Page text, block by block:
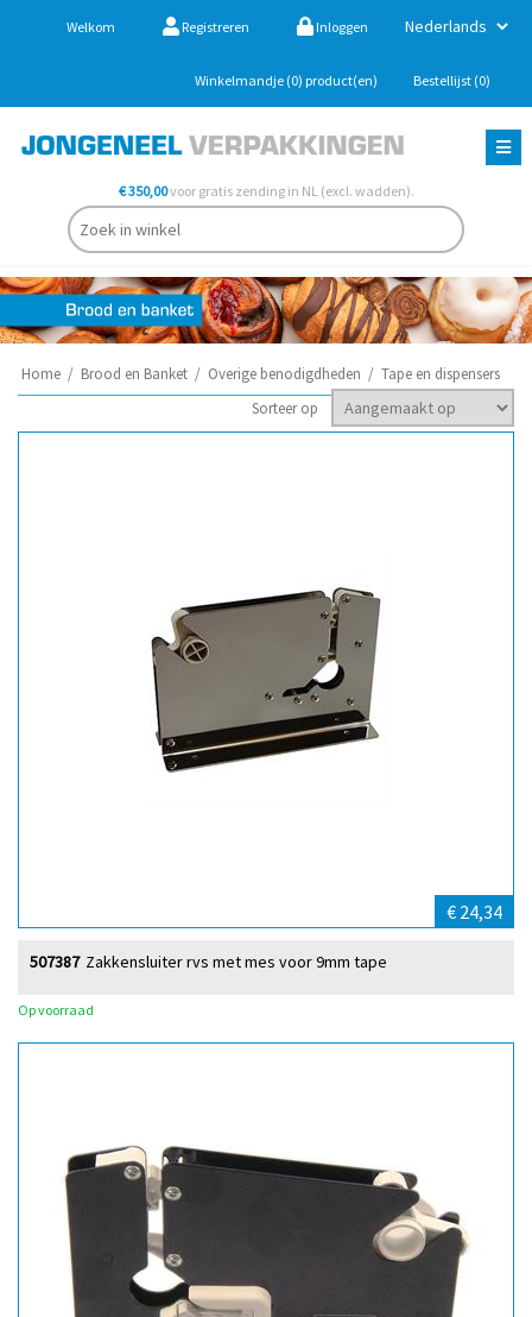
Welkom Registreren Inloggen
Winkelmandje (0) product(en) Bestellijst (0)
€ 350,00voor gratis zending in NL (excl. wadden).
Home / Brood en Banket / Overige benodigdheden / Tape en dispensers
Sorteer op
€ 24,34
Zakkensluiter rvs met mes voor 9mm tape
507387
Op voorraad